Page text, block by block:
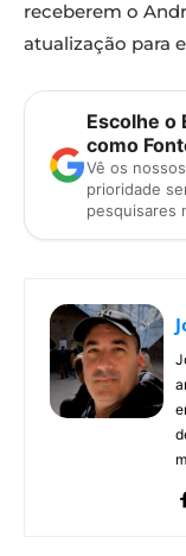
receberem o
atualização para
Escolhe o
como
Vê os
prioridade
pesquisares